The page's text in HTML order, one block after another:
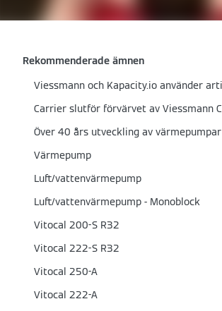
Rekommenderade ämnen
Över 40 års utveckling av värmepumpar
Värmepump
Luft/vattenvärmepump
Luft/vattenvärmepump - Monoblock
Vitocal 200-S R32
Vitocal 222-S R32
Vitocal 250-A
Vitocal 222-A